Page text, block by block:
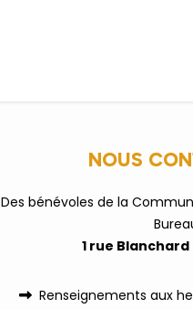
NOUS
Des bénévoles de la
1 rue
Renseignements aux